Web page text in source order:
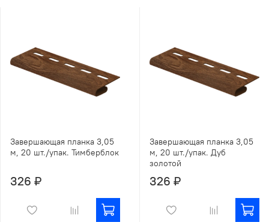
Завершающая планка 3,05
м, 20 шт./упак. Тимберблок
326 ₽
Завершающая планка 3,05
м, 20 шт./упак. Дуб
золотой
326 ₽